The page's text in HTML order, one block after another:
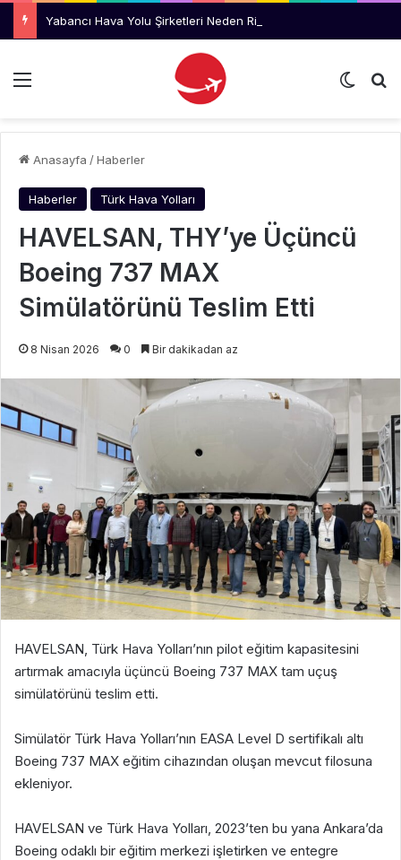
Menü Dış
Anasayfa /Haberler
Haberler Türk Hava Yolları
HAVELSAN, THY’ye Üçüncü
Boeing 737 MAX
Simülatörünü Teslim Etti
8 Nisan 2026 0 Bir dakikadan az
HAVELSAN, Türk Hava Yolları’nın pilot eğitim kapasitesini
artırmak amacıyla üçüncü Boeing 737 MAX tam uçuş
simülatörünü teslim etti.
Simülatör Türk Hava Yolları’nın EASA Level D sertifikalı altı
Boeing 737 MAX eğitim cihazından oluşan mevcut filosuna
ekleniyor.
HAVELSAN ve Türk Hava Yolları, 2023’ten bu yana Ankara’da
Boeing odaklı bir eğitim merkezi işletirken ve entegre